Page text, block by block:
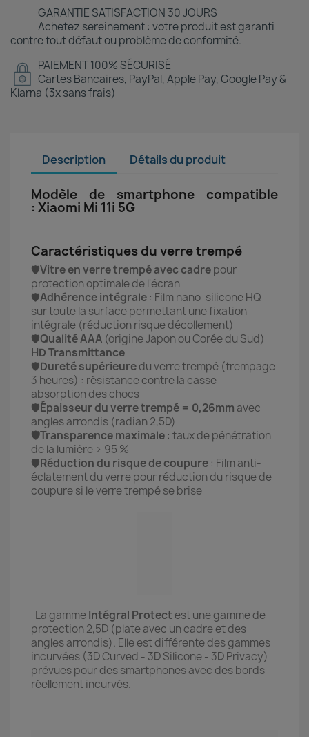
GARANTIE SATISFACTION 30 JOURS
Achetez sereinement : votre produit est garanti
contre tout défaut ou problème de conformité.
PAIEMENT 100% SÉCURISÉ
Cartes Bancaires, PayPal, Apple Pay, Google Pay &
Klarna (3x sans frais)
Description Détails du produit
Modèle de smartphone compatible
: Xiaomi Mi 11i 5G
Caractéristiques du verre trempé
🛡️Vitre en verre trempé avec cadrepour
protection optimale de l'écran
🛡️Adhérence intégrale : Film nano-silicone HQ
sur toute la surface permettant une fixation
intégrale (réduction risque décollement)
🛡️Qualité AAA (origine Japon ou Corée du Sud)
HD Transmittance
🛡️Dureté supérieuredu verre trempé (trempage
3 heures) : résistance contre la casse -
absorption des chocs
🛡️Épaisseur du verre trempé = 0,26mm avec
angles arrondis (radian 2,5D)
🛡️Transparence maximale : taux de pénétration
de la lumière > 95 %
🛡️Réduction du risque de coupure : Film anti-
éclatement du verre pour réduction du risque de
coupure si le verre trempé se brise
La gammeIntégral Protect est une gamme de
protection 2,5D (plate avec un cadre et des
angles arrondis). Elle est différente des gammes
incurvées (3D Curved - 3D Silicone - 3D Privacy)
prévues pour des smartphones avec des bords
réellement incurvés.